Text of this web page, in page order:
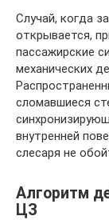
Случай, когда
открывается,
пассажирские
механических
сломавшиеся
внутренней
слесаря не
Алгоритм
ЦЗ